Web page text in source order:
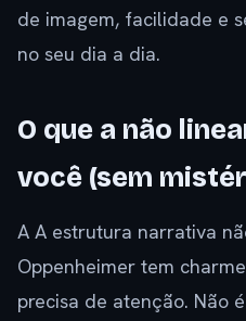
de imagem, facilidade e
no seu dia a dia.
O que a não
você (sem
A A estrutura narrativa
Oppenheimer tem
precisa de atenção. Não